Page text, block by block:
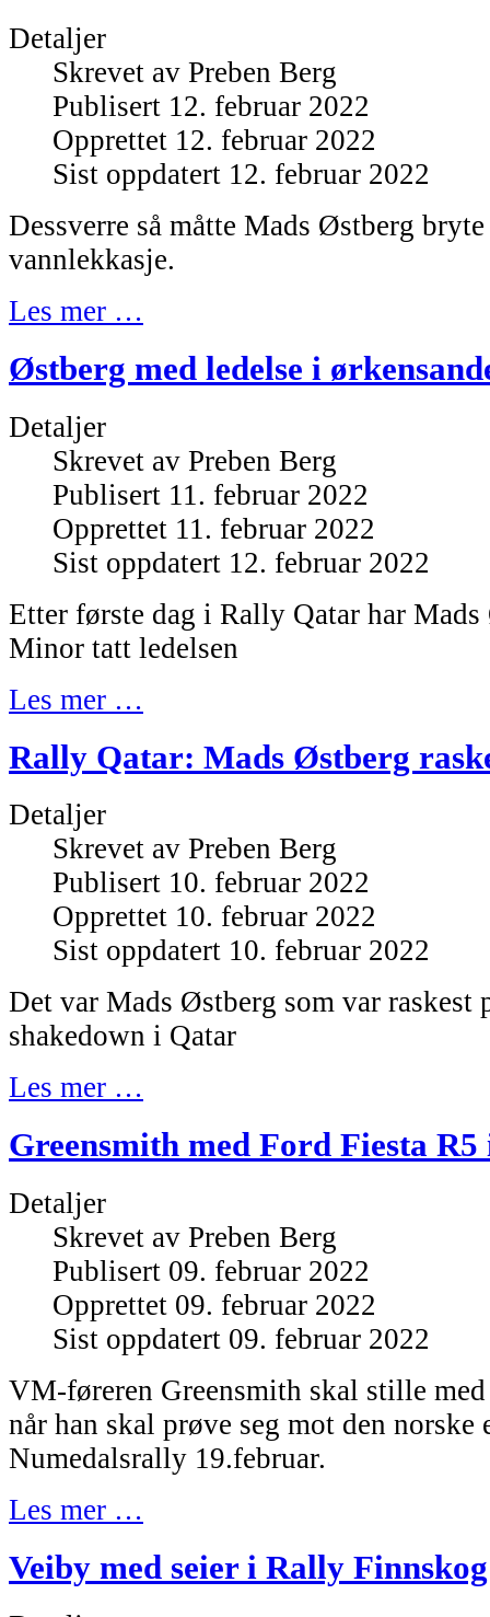
Detaljer
Skrevet av Preben Berg
Publisert 12. februar 2022
Opprettet 12. februar 2022
Sist oppdatert 12. februar 2022
Dessverre så måtte Mads Østberg
vannlekkasje.
Les mer …
Østberg med ledelse i
Detaljer
Skrevet av Preben Berg
Publisert 11. februar 2022
Opprettet 11. februar 2022
Sist oppdatert 12. februar 2022
Etter første dag i Rally Qatar har
Minor tatt ledelsen
Les mer …
Rally Qatar: Mads Østberg
Detaljer
Skrevet av Preben Berg
Publisert 10. februar 2022
Opprettet 10. februar 2022
Sist oppdatert 10. februar 2022
Det var Mads Østberg som var raskest
shakedown i Qatar
Les mer …
Greensmith med Ford Fiesta
Detaljer
Skrevet av Preben Berg
Publisert 09. februar 2022
Opprettet 09. februar 2022
Sist oppdatert 09. februar 2022
VM-føreren Greensmith skal stille
når han skal prøve seg mot den norske
Numedalsrally 19.februar.
Les mer …
Veiby med seier i Rally Finnskog